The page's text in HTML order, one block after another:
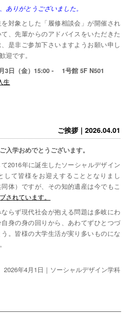
ありがとうございました。
対象とした「履修相談会」が開催され
、先輩からのアドバイスをいただきた
是非ご参加下さいますようお願い申し
迎です。
3日（金）15:00 - 1号館 5F N501
生
ご挨拶｜2026.04.01
入学おめでとうございます。
2016年に誕生したソーシャルデザイン
して皆様をお迎えすることとなりまし
体）ですが、その知的遺産は今でもこ
されています。
らず現代社会が抱える問題は多岐にわ
身の身の回りから、あわてずひとつづ
。皆様の大学生活が実り多いものにな
2026年4月1日｜ソーシャルデザイン学科